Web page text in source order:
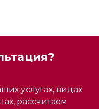
услугах, видах
рассчитаем